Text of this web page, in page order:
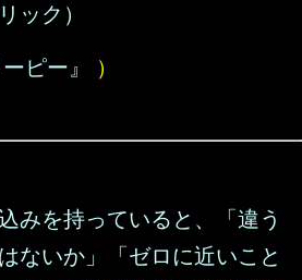
ック）
ピー』
）
みを持っていると、「違う
ないか」「ゼロに近いこと